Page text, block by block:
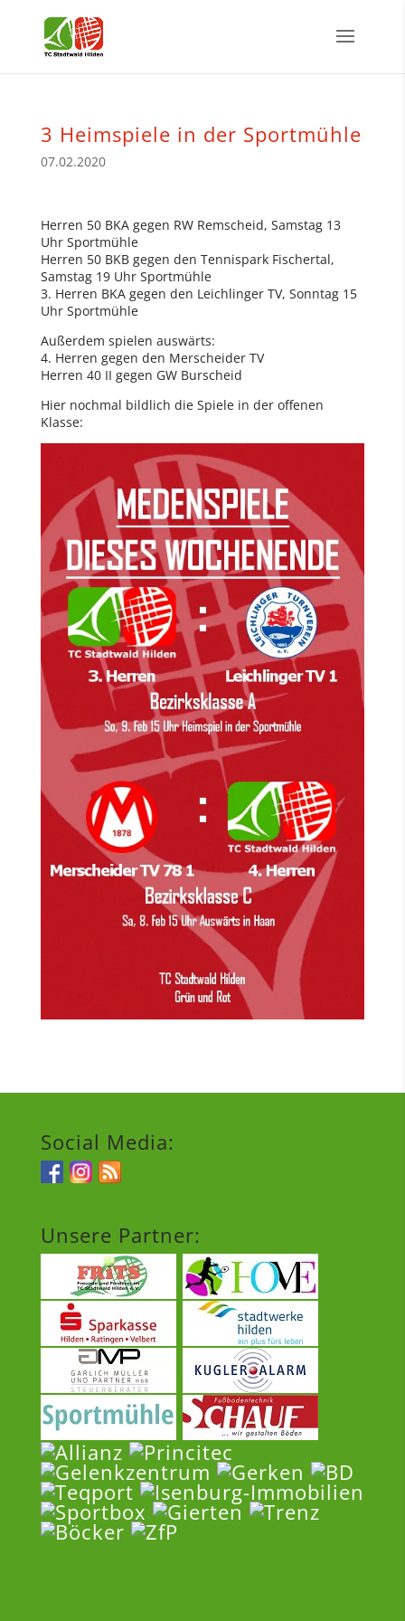
3 Heimspiele in der Sportmühle
07.02.2020
Herren 50 BKA gegen RW Remscheid, Samstag 13
Uhr Sportmühle
Herren 50 BKB gegen den Tennispark Fischertal,
Samstag 19 Uhr Sportmühle
3. Herren BKA gegen den Leichlinger TV, Sonntag 15
Uhr Sportmühle
Außerdem spielen auswärts:
4. Herren gegen den Merscheider TV
Herren 40 II gegen GW Burscheid
Hier nochmal bildlich die Spiele in der offenen
Klasse:
Social Media:
Unsere Partner: